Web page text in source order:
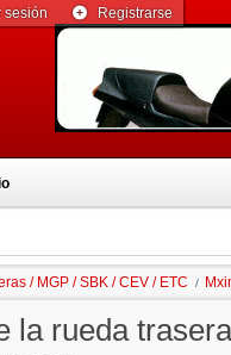
sesión Registrarse
/ MGP / SBK / CEV / ETC /
la rueda trasera